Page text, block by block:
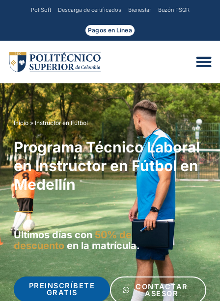
PoliSoft Descarga de certificados Bienestar Buzón PSQR
Pagos en Línea
Inicio»Instructor en Fútbol
Programa Técnico Laboral
en Instructor en Fútbol en
Medellín
Últimos días con 50% de
descuento en la matrícula.
PREINSCRÍBETE
GRATIS
CONTACTAR
ASESOR